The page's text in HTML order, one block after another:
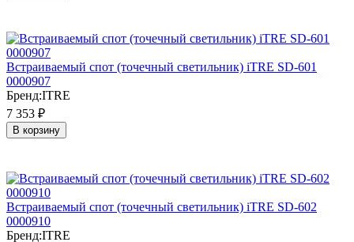
Встраиваемый спот (точечный светильник) iTRE SD-601
0000907
Бренд:ITRE
7 353 ₽
В корзину
Встраиваемый спот (точечный светильник) iTRE SD-602
0000910
Бренд:ITRE